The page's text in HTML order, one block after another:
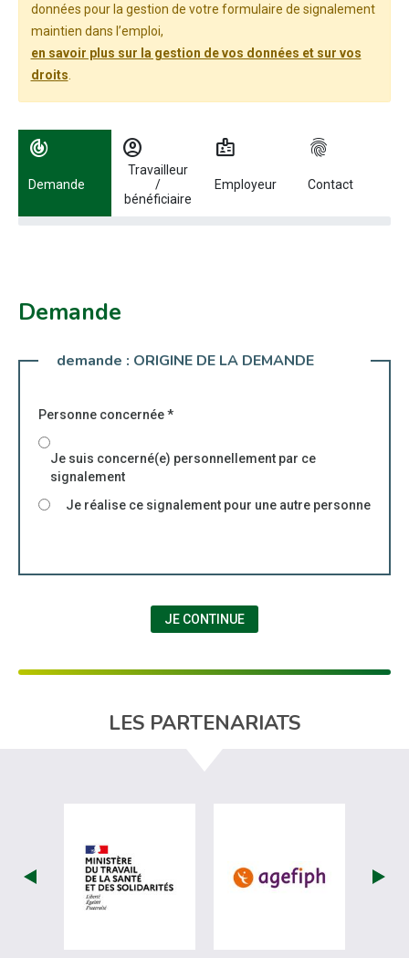
données pour la gestion de votre formulaire de signalement
maintien dans l’emploi,
en savoir plus sur la gestion de vos données et sur vos
droits
Utilisez les flèches gauche et droite pour naviguer entre les étapes.
track_changes
Demande
account_circle
Travailleur
/
bénéficiaire
badge
Employeur
fingerprint
Contact
Demande
demande : ORIGINE DE LA DEMANDE
Personne concernée*
Je suis concerné(e) personnellement par ce
signalement
Je réalise ce signalement pour une autre personne
JE CONTINUE
LES PARTENARIATS
visiter les site de Ministère du travail
visiter les